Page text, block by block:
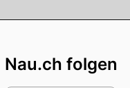
Nau.ch folgen